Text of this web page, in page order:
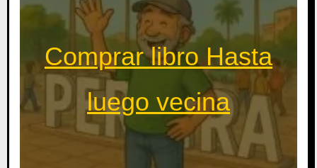
Comprar libro Hasta
luego vecina